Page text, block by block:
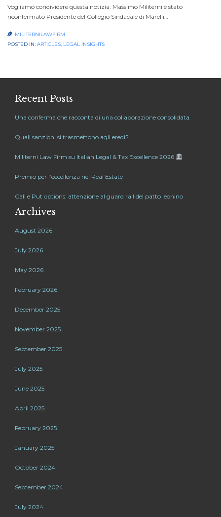
Vogliamo condividere questa notizia: Massimo Militerni è stato
riconfermato Presidente del Collegio Sindacale di Marelli…
 MILITERNILAWFIRM
POSTED IN: ARTICLES, LEGAL INSIGHTS
Recent Posts
Una conferma che racconta di una collaborazione consolidata.
Quali sanzioni si trasmettono agli eredi?
Militerni Law Firm su Italian Legal & Tax Excellence 2026
Premio per l’eccellenza nel Real Estate
Call e Put options: attenzione al guard rail del patto leonino
Archives
August 2026
July 2026
May 2026
February 2026
December 2025
November 2025
September 2025
July 2025
June 2025
April 2025
February 2025
January 2025
October 2024
September 2024
July 2024